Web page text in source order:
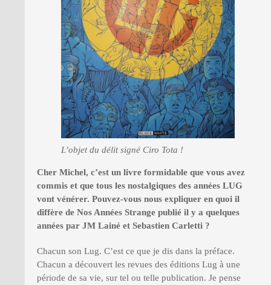
L’objet du délit signé Ciro Tota !
Cher Michel, c’est un livre formidable que vous avez
commis et que tous les nostalgiques des années LUG
vont vénérer. Pouvez-vous nous expliquer en quoi il
diffère de Nos Années Strange publié il y a quelques
années par JM Lainé et Sebastien Carletti ?
Chacun son Lug. C’est ce que je dis dans la préface.
Chacun a découvert les revues des éditions Lug à une
période de sa vie, sur tel ou telle publication. Je pense